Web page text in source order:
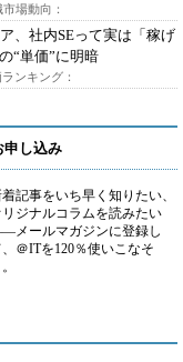
場動向：
、社内SEって実は「稼げ
“単価”に明暗
ンキング：
申し込み
記事をいち早く知りたい、
リジナルコラムを読みたい
メールマガジンに登録し
＠ITを120％使いこなそ